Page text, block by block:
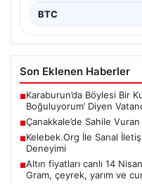
BTC
Son Eklenen Haberler
■Karaburun’da Böylesi Bir
Boğuluyorum’ Diyen
■Çanakkale’de Sahile
■Kelebek.Org İle Sanal
Deneyimi
■Altın fiyatları canlı 14
Gram, çeyrek, yarım ve